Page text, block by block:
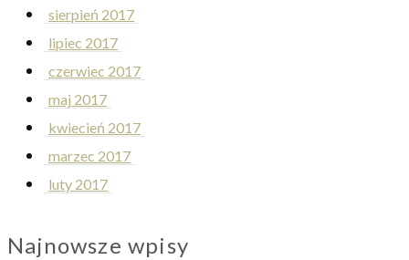
sierpień 2017
lipiec 2017
czerwiec 2017
maj 2017
kwiecień 2017
marzec 2017
luty 2017
Najnowsze wpisy